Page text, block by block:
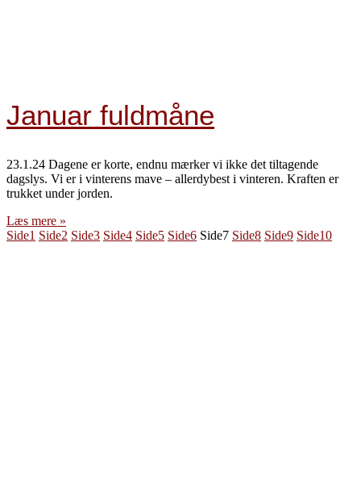
Januar fuldmåne
23.1.24 Dagene er korte, endnu mærker vi ikke det tiltagende
dagslys. Vi er i vinterens mave – allerdybest i vinteren. Kraften er
trukket under jorden.
Læs mere »
Side1 Side2 Side3 Side4 Side5 Side6 Side7 Side8 Side9 Side10